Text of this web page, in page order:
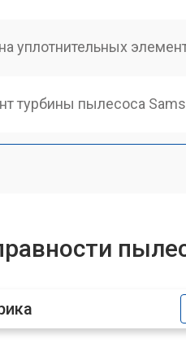
уплотнительных
турбины пылесоса